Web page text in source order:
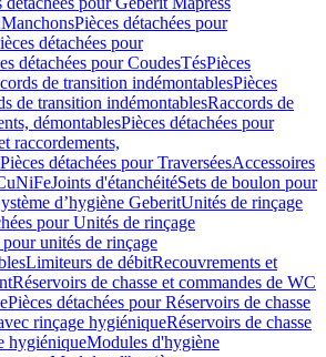
ManchonsPièces détachées pour
détachées pour
détachées pour CoudesTésPièces
de transition indémontablesPièces
de transition indémontablesRaccords de
démontablesPièces détachées pour
raccordements,
Pièces détachées pour TraverséesAccessoires
Joints d'étanchéitéSets de boulon pour
d’hygiène GeberitUnités de rinçage
pour Unités de rinçage
unités de rinçage
Limiteurs de débitRecouvrements et
Réservoirs de chasse et commandes de WC
Pièces détachées pour Réservoirs de chasse
rinçage hygiéniqueRéservoirs de chasse
hygiéniqueModules d'hygiène